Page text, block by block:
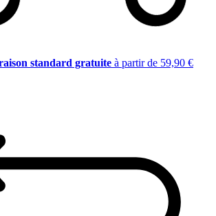
standard gratuite à partir de 59,90 €